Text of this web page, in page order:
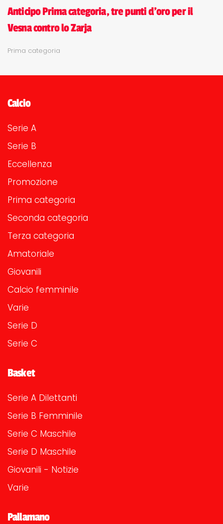
Anticipo Prima categoria, tre punti d'oro per il
Vesna contro lo Zarja
Prima categoria
Calcio
Serie A
Serie B
Eccellenza
Promozione
Prima categoria
Seconda categoria
Terza categoria
Amatoriale
Giovanili
Calcio femminile
Varie
Serie D
Serie C
Basket
Serie A Dilettanti
Serie B Femminile
Serie C Maschile
Serie D Maschile
Giovanili - Notizie
Varie
Pallamano